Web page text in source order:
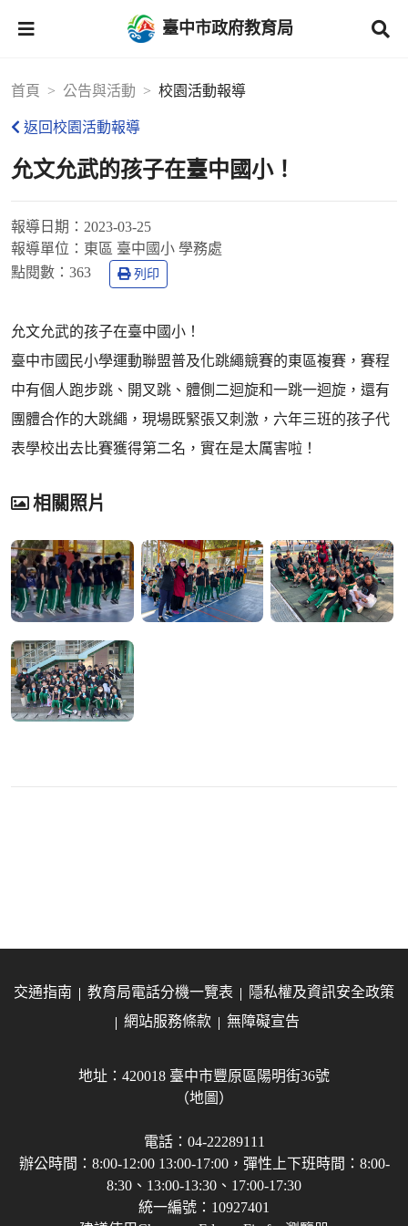
臺中市政府教育局
首頁 公告與活動 校園活動報導
返回校園活動報導
允文允武的孩子在臺中國小！
報導日期： 2023-03-25
報導單位： 東區 臺中國小 學務處
點閱數： 363 列印
允文允武的孩子在臺中國小！
臺中市國民小學運動聯盟普及化跳繩競賽的東區複賽，賽程
中有個人跑步跳、開叉跳、體側二迴旋和一跳一迴旋，還有
團體合作的大跳繩，現場既緊張又刺激，六年三班的孩子代
表學校出去比賽獲得第二名，實在是太厲害啦！
相關照片
交通指南 教育局電話分機一覽表
隱私權及資訊安全政策
網站服務條款
無障礙宣告
地址：420018 臺中市豐原區陽明街36號
（地圖）
電話：04-22289111
辦公時間：8:00-12:00 13:00-17:00，彈性上下班時間：8:00-
8:30、13:00-13:30、17:00-17:30
統一編號：10927401